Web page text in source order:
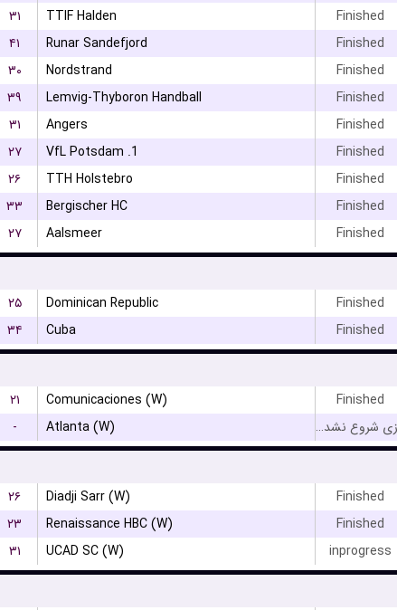
۳۱ TTIF Halden Finished
۴۱ Runar Sandefjord Finished
۳۰ Nordstrand Finished
۳۹ Lemvig-Thyboron Handball Finished
۳۱ Angers Finished
۲۷ 1. VfL Potsdam Finished
۲۶ TTH Holstebro Finished
۳۳ Bergischer HC Finished
۲۷ Aalsmeer Finished
۲۵ Dominican Republic Finished
۳۴ Cuba Finished
۲۱ Comunicaciones (W) Finished
- Atlanta (W) بازی شروع نشده است
۲۶ Diadji Sarr (W) Finished
۲۳ Renaissance HBC (W) Finished
۳۱ UCAD SC (W) inprogress